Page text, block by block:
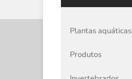
Plantas aquáticas
Produtos